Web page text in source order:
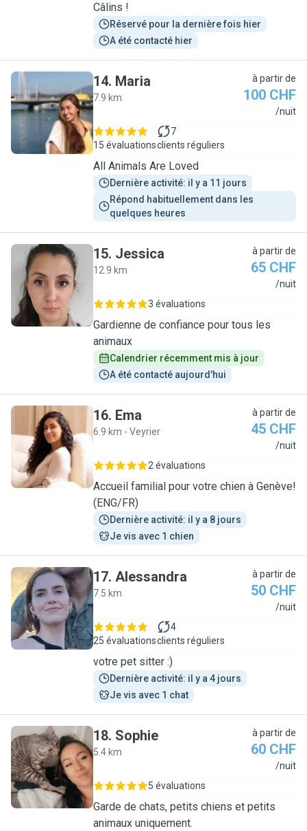
Câlins !
Réservé pour la dernière fois hier
A été contacté hier
M
14. Maria
7.9 km
à partir de
100 CHF
/nuit
15 évaluations
7
clients réguliers
All Animals Are Loved
Dernière activité: il y a 11 jours
Répond habituellement dans les
quelques heures
J
15. Jessica
12.9 km
à partir de
65 CHF
/nuit
3 évaluations
Gardienne de confiance pour tous les
animaux
Calendrier récemment mis à jour
A été contacté aujourd'hui
E
16. Ema
6.9 km - Veyrier
à partir de
45 CHF
/nuit
2 évaluations
Accueil familial pour votre chien à Genève!
(ENG/FR)
Dernière activité: il y a 8 jours
Je vis avec 1 chien
A
17. Alessandra
7.5 km
à partir de
50 CHF
/nuit
25 évaluations
4
clients réguliers
votre pet sitter :)
Dernière activité: il y a 4 jours
Je vis avec 1 chat
S
18. Sophie
5.4 km
à partir de
60 CHF
/nuit
5 évaluations
Garde de chats, petits chiens et petits
animaux uniquement.